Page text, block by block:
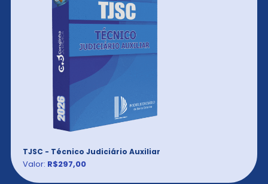
TJSC - Técnico Judiciário Auxiliar
Valor: R$297,00